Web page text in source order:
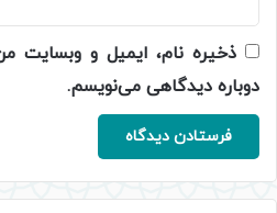
ذخیره نام، ایمیل و وبسایت
دوباره دیدگاهی می‌نویسم.